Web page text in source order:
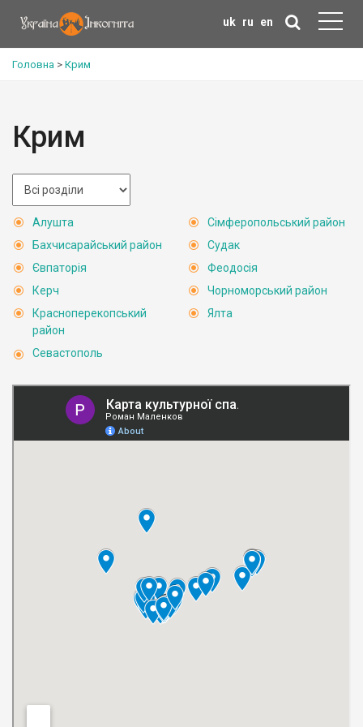
uk ru en
Головна > Крим
Крим
Алушта
Бахчисарайський район
Євпаторія
Керч
Красноперекопський
район
Севастополь
Сімферопольський район
Судак
Феодосія
Чорноморський район
Ялта